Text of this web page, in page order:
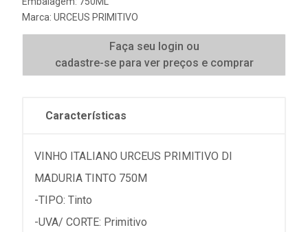
Marca: URCEUS PRIMITIVO
Faça seu login ou
cadastre-se para ver preços e comprar
Características
VINHO ITALIANO URCEUS PRIMITIVO DI
MADURIA TINTO 750M
-TIPO: Tinto
-UVA/ CORTE: Primitivo